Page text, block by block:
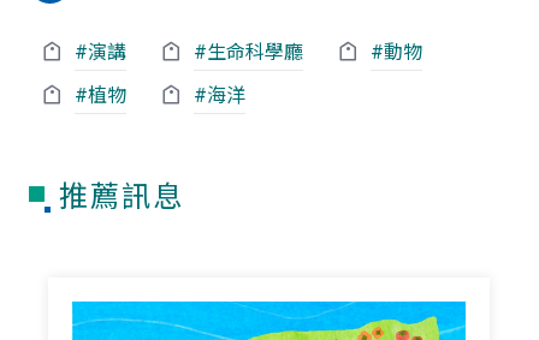
#演講 #生命科學廳
#動物
#植物
#海洋
推薦訊息